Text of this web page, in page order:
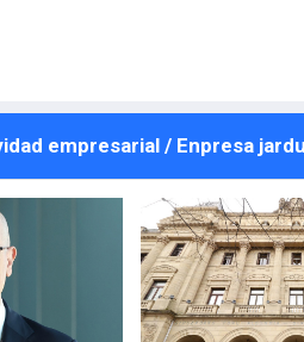
empresarial / Enpresa